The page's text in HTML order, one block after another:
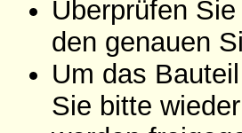
Überprüfen
den genauen
Um das
Sie bitte